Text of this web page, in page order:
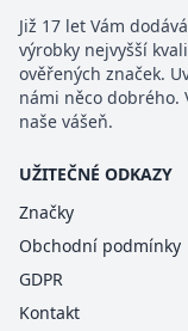
Již 17 let Vám
výrobky nejvyšší
ověřených značek.
námi něco dobrého.
naše vášeň.
UŽITEČNÉ ODKAZY
Značky
Obchodní podmínky
GDPR
Kontakt